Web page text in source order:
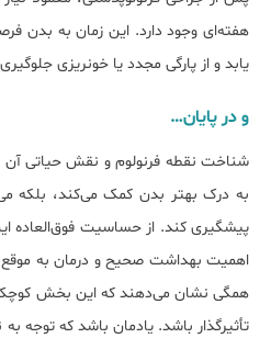
هفته‌ای وجود دارد. این زمان به بدن
یابد و از پارگی مجدد یا خونریزی
و در پایان…
شناخت نقطه فرنولوم و نقش حیاتی آن
به درک بهتر بدن کمک می‌کند، بلکه
پیشگیری کند. از حساسیت فوق‌العاده
اهمیت بهداشت صحیح و درمان به موقع
همگی نشان می‌دهند که این بخش کوچک
تأثیرگذار باشد. یادمان باشد که توجه